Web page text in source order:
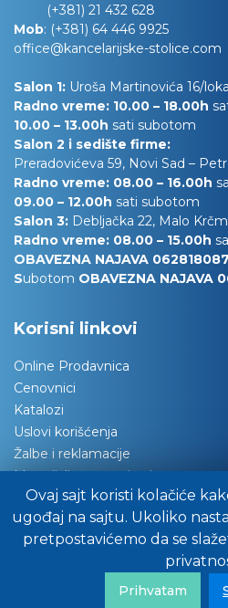
Ovaj sajt koristi kolačiće
ugođaj na sajtu. Ukoliko
pretpostavićemo da se
Prihvatam
(+381) 21 432 628
Mob: (+381) 64 446 9925
office@kancelarijske-stolice.com
Salon 1: Uroša Martinovića 16/
Radno vreme: 10.00 – 18.00h
10.00 – 13.00h sati subotom
Salon 2 i sedište firme:
Preradovićeva 59, Novi Sad –
Radno vreme: 08.00 – 16.00h
09.00 – 12.00h sati subotom
Salon 3: Debljačka 22, Malo
Radno vreme: 08.00 – 15.00h
OBAVEZNA NAJAVA
Subotom OBAVEZNA NAJAVA
Korisni linkovi
Online Prodavnica
Cenovnici
Katalozi
Uslovi korišćenja
Žalbe i reklamacije
Materijali za tapaciranje
Održavanje nameštaja
Važna obaveštenja
Preuzimanje robe
Pitajte stručnjake za savet
FAQ/Često nas pitate